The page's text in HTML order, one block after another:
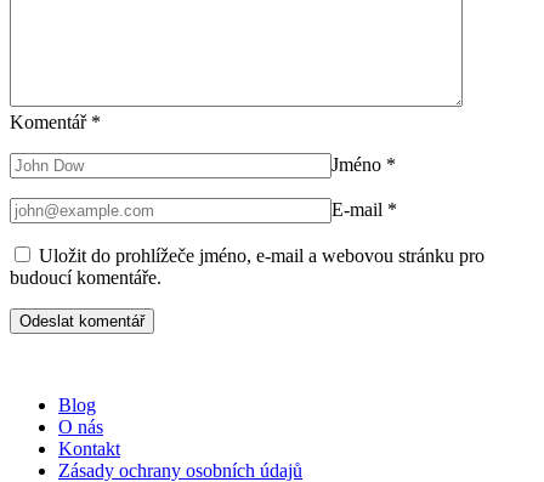
Komentář *
Jméno *
E-mail *
Uložit do prohlížeče jméno, e-mail a webovou stránku pro
budoucí komentáře.
Blog
O nás
Kontakt
Zásady ochrany osobních údajů